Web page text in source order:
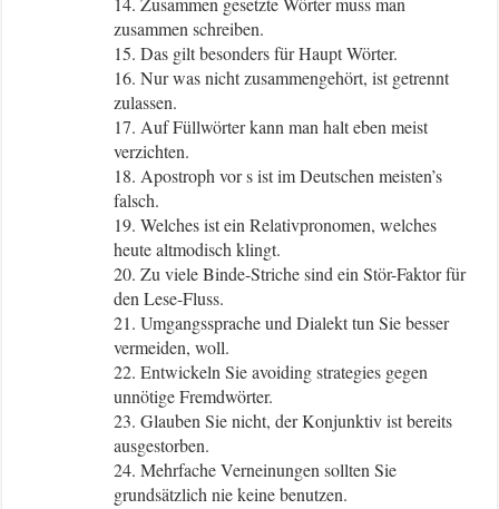
zusammen schreiben.
15. Das gilt besonders für Haupt Wörter.
16. Nur was nicht zusammengehört, ist getrennt
zulassen.
17. Auf Füllwörter kann man halt eben meist
verzichten.
18. Apostroph vor s ist im Deutschen meisten’s
falsch.
19. Welches ist ein Relativpronomen, welches
heute altmodisch klingt.
20. Zu viele Binde-Striche sind ein Stör-Faktor für
den Lese-Fluss.
21. Umgangssprache und Dialekt tun Sie besser
vermeiden, woll.
22. Entwickeln Sie avoiding strategies gegen
unnötige Fremdwörter.
23. Glauben Sie nicht, der Konjunktiv ist bereits
ausgestorben.
24. Mehrfache Verneinungen sollten Sie
grundsätzlich nie keine benutzen.